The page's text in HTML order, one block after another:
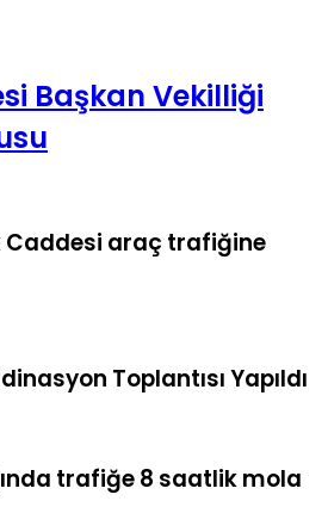
Başkan Vekilliği
Caddesi araç trafiğine
Toplantısı Yapıldı
trafiğe 8 saatlik mola